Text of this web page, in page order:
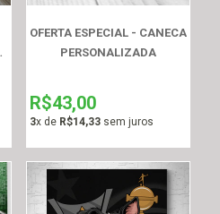
OFERTA ESPECIAL - CANECA
PERSONALIZADA
R$43,00
3x de R$14,33sem juros